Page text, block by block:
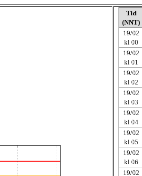
Tid
(NNT)
19/02
kl 00
19/02
kl 01
19/02
kl 02
19/02
kl 03
19/02
kl 04
19/02
kl 05
19/02
kl 06
19/02